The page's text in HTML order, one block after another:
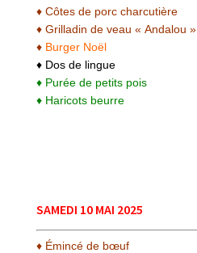
♦ Côtes de porc charcutière
♦ Grilladin de veau « Andalou »
♦ Burger Noël
♦ Dos de lingue
♦ Purée de petits pois
♦ Haricots beurre
SAMEDI 10 MAI 2025
♦ Émincé de bœuf